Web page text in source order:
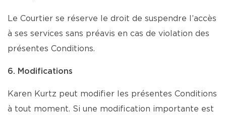
Le Courtier se réserve le droit de suspendre l’accès
à ses services sans préavis en cas de violation des
présentes Conditions.
6. Modifications
Karen Kurtz peut modifier les présentes Conditions
à tout moment. Si une modification importante est